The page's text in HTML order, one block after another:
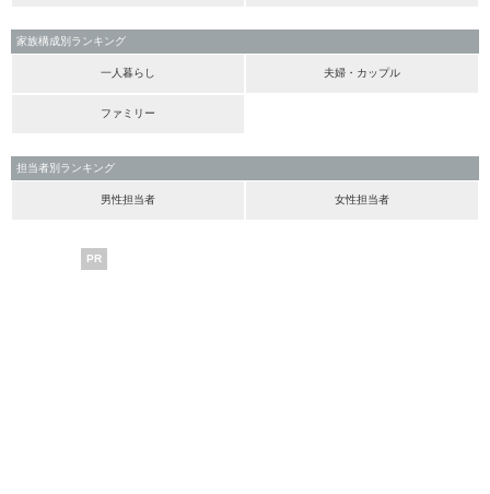
家族構成別ランキング
一人暮らし 夫婦・カップル
ファミリー
担当者別ランキング
男性担当者 女性担当者
PR